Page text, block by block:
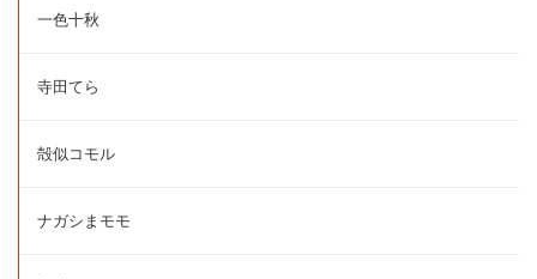
一色十秋
寺田てら
殻似コモル
ナガシまモモ